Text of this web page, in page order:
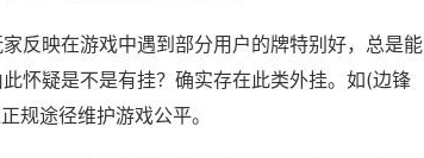
反映在游戏中遇到部分用户的牌特别好，总是能
怀疑是不是有挂？确实存在此类外挂。如(边锋
规途径维护游戏公平。